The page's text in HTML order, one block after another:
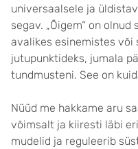
universaalsele ja
segav. „Õigem“ on
avalikes esinemistes või
jutupunktideks, jumala
tundmusteni. See on
Nüüd me hakkame aru
võimsalt ja kiiresti läbi
mudelid ja reguleerib